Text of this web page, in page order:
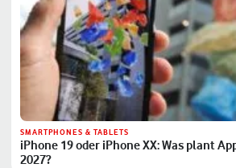
SMARTPHONES & TABLETS
iPhone 19 oder iPhone XX: Was plant
2027?